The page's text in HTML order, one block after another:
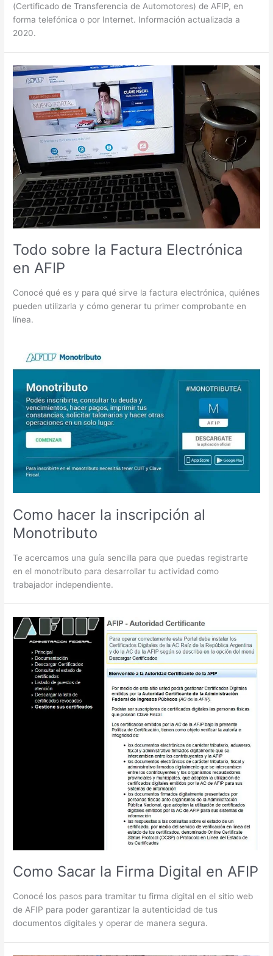
(Certificado de Transferencia de Automotores) de AFIP, en
forma telefónica o por Internet. Información actualizada a
2020.
Todo sobre la Factura Electrónica
en AFIP
Conocé qué es y para qué sirve la factura electrónica, quiénes
pueden utilizarla y cómo generar tu primer comprobante en
línea.
Como hacer la inscripción al
Monotributo
Te acercamos una guía sencilla para que puedas registrarte
en el monotributo para desarrollar tu actividad como
trabajador independiente.
Como Sacar la Firma Digital en AFIP
Conocé los pasos para tramitar tu firma digital en el sitio web
de AFIP para poder garantizar la autenticidad de tus
documentos digitales y operar de manera segura.